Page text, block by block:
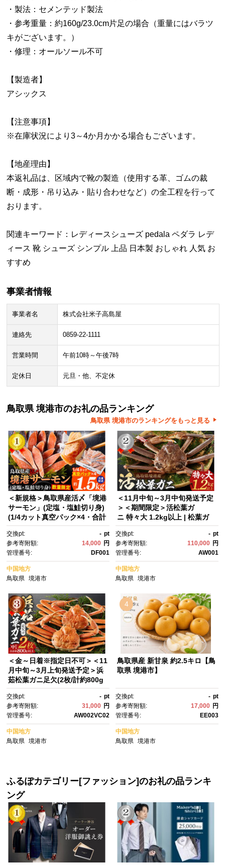
・製法：セメンテッド製法
・参考重量：約160g/23.0cm片足の場合（重量にはバラツ
キがございます。）
・修理：オールソール不可
【製造者】
アシックス
【注意事項】
※在庫状況により3～4か月かかる場合もございます。
【地産理由】
本返礼品は、区域内で靴の製造（使用する革、ゴムの裁
断・成形・吊り込み・貼り合わせなど）の全工程を行って
おります。
関連キーワード：レディースシューズ pedala ペダラ レデ
ィース 靴 シューズ シンプル 上品 日本製 おしゃれ 人気 お
すすめ
事業者情報
事業者名 株式会社米子高島屋
連絡先 0859-22-1111
営業時間 午前10時～午後7時
定休日 元旦・他、不定休
鳥取県 境港市のお礼の品ランキング
鳥取県 境港市のランキングをもっと見る
＜新規格＞鳥取県産活〆「境港
サーモン」(定塩・塩鮭切り身)
(1/4カット真空パック×4・合計
交換pt: - pt
参考寄附額:
14,000 円
管理番号:
DF001
中国地方
鳥取県
境港市
＜11月中旬～3月中旬発送予定
＞＜期間限定＞活松葉ガ
ニ 特々大 1.2kg以上 | 松葉ガ
に ズワイガニ ずわいがに 蟹 か
に カニ 特々大 特大 大型 カニ
姿 丸ごと 生 新鮮 海鮮 魚介 魚
介類 高級食材 贅沢食材 産地直
送 カニ刺し 刺身 カニ鍋 味
噌 冬限定 期間限定 冷蔵 お取り
寄せ グルメ 人気 おすすめ ギフ
ト 贈り物 国産 境港産 鳥取
県 境港市
交換pt: - pt
参考寄附額:
110,000 円
管理番号:
AW001
中国地方
鳥取県 境港市
＜金～日着※指定日不可＞＜11
月中旬～3月上旬発送予定＞浜
茹松葉ガニ足欠(2枚/計約800g
イガニ ずわいがに 蟹 かに カ
ニ ボイル ボイル済み 茹で 浜茹
で カニ姿 丸ごと 足欠 足折
れ 訳あり 家庭用 食べやすい 海
鮮 魚介 魚介類 カニ味噌 濃
厚 旨味 冬限定 期間限定 冷
交換pt: - pt
参考寄附額:
31,000 円
管理番号:
AW002VC02
中国地方
鳥取県
境港市
4
鳥取県産 新甘泉 約2.5キロ【鳥
取県 境港市】
交換pt: - pt
参考寄附額:
17,000 円
管理番号:
EE003
中国地方
鳥取県 境港市
ふるぽカテゴリー[ファッション]のお礼の品ランキ
ング